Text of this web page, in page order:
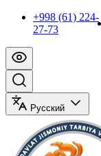
+998 (61) 224-
27-73
Русский